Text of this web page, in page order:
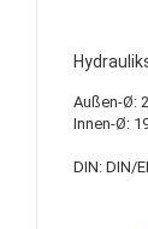
Außen-Ø:
Innen-Ø:
DIN: DIN/